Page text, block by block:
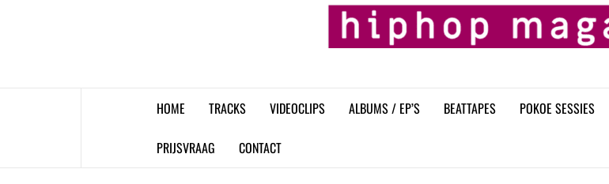
HOME TRACKS VIDEOCLIPS ALBUMS / EP’S BEATTAPES POKOE SESSIES
PRIJSVRAAG CONTACT